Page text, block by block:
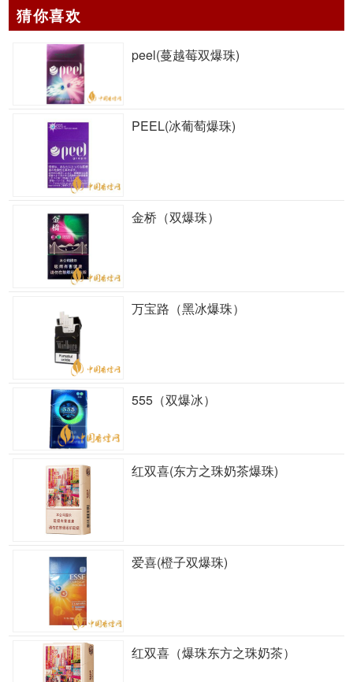
猜你喜欢
peel(蔓越莓双爆珠)
PEEL(冰葡萄爆珠)
金桥（双爆珠）
万宝路（黑冰爆珠）
555（双爆冰）
红双喜(东方之珠奶茶爆珠)
爱喜(橙子双爆珠)
红双喜（爆珠东方之珠奶茶）